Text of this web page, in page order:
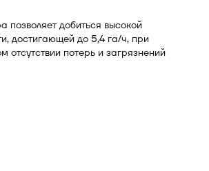
позволяет добиться высокой
достигающей до 5,4 га/ч, при
отсутствии потерь и загрязнений